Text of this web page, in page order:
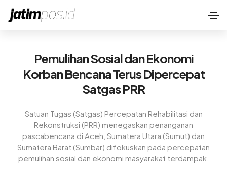
Pemulihan Sosial dan Ekonomi
Korban Bencana Terus Dipercepat
Satgas PRR
Satuan Tugas (Satgas) Percepatan Rehabilitasi dan
Rekonstruksi (PRR) menegaskan penanganan
pascabencana di Aceh, Sumatera Utara (Sumut) dan
Sumatera Barat (Sumbar) difokuskan pada percepatan
pemulihan sosial dan ekonomi masyarakat terdampak.